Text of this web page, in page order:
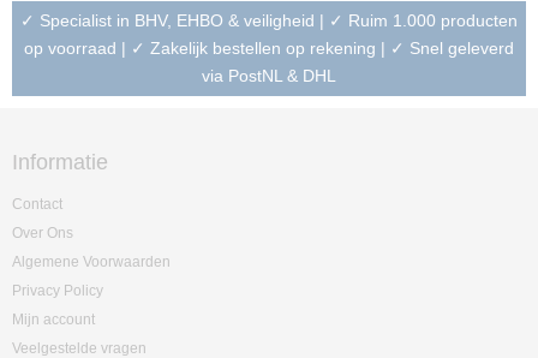
✓ Specialist in BHV, EHBO & veiligheid | ✓ Ruim 1.000 producten
op voorraad | ✓ Zakelijk bestellen op rekening | ✓ Snel geleverd
via PostNL & DHL
Informatie
Contact
Over Ons
Algemene Voorwaarden
Privacy Policy
Mijn account
Veelgestelde vragen